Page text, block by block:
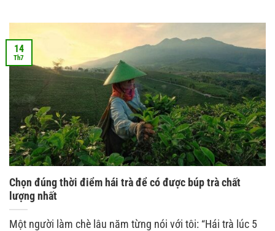
Chọn đúng thời điểm hái trà để có được búp trà chất
lượng nhất
Một người làm chè lâu năm từng nói với tôi: “Hái trà lúc 5
14
Th7